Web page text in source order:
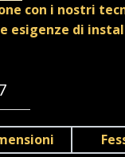
con i nostri
esigenze di